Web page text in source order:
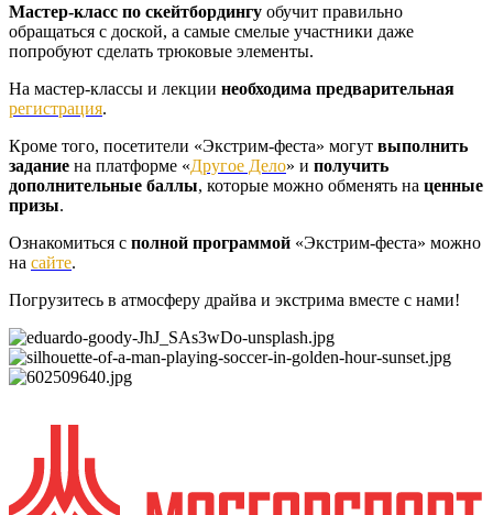
Мастер-класс по скейтбордингу обучит правильно
обращаться с доской, а самые смелые участники даже
попробуют сделать трюковые элементы.
На мастер-классы и лекции необходима предварительная
регистрация.
Кроме того, посетители «Экстрим-феста» могут выполнить
задание на платформе «Другое Дело» и получить
дополнительные баллы, которые можно обменять на ценные
призы.
Ознакомиться с полной программой «Экстрим-феста» можно
на сайте.
Погрузитесь в атмосферу драйва и экстрима вместе с нами!